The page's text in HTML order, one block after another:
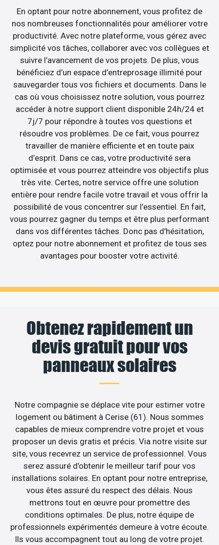
En optant pour notre abonnement, vous profitez de
nos nombreuses fonctionnalités pour améliorer votre
productivité. Avec notre plateforme, vous gérez avec
simplicité vos tâches, collaborer avec vos collègues et
suivre l’avancement de vos projets. De plus, vous
bénéficiez d’un espace d’entreprosage illimité pour
sauvegarder tous vos fichiers et documents. Dans le
cas où vous choisissez notre solution, vous pourrez
accéder à notre support client disponible 24h/24 et
7j/7 pour répondre à toutes vos questions et
résoudre vos problèmes. De ce fait, vous pourrez
travailler de manière efficiente et en toute paix
d’esprit. Dans ce cas, votre productivité sera
optimisée et vous pourrez atteindre vos objectifs plus
très vite. Certes, notre service offre une solution
entière pour rendre facile votre travail et vous offrir la
possibilité de vous concentrer sur l’essentiel. En fait,
vous pourrez gagner du temps et être plus performant
dans vos différentes tâches. Donc pas d’hésitation,
optez pour notre abonnement et profitez de tous ses
avantages pour booster votre activité.
Obtenez rapidement un
devis gratuit pour vos
panneaux solaires
Notre compagnie se déplace vite pour estimer votre
logement ou bâtiment à Cerise (61). Nous sommes
capables de mieux comprendre votre projet et vous
proposer un devis gratis et précis. Via notre visite sur
site, vous recevrez un service de professionnel. Vous
serez assuré d’obtenir le meilleur tarif pour vos
installations solaires. En optant pour notre entreprise,
vous êtes assuré du respect des délais. Nous
mettrons tout en œuvre pour promettre des
conditions optimales. De plus, notre équipe de
professionnels expérimentés demeure à votre écoute.
Ils vous accompagnent tout au long de votre projet.